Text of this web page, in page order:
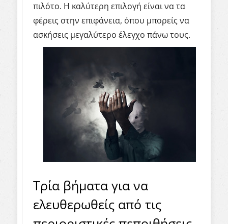
πιλότο. Η καλύτερη επιλογή είναι να τα
φέρεις στην επιφάνεια, όπου μπορείς να
ασκήσεις μεγαλύτερο έλεγχο πάνω τους.
Τρία βήματα για να
ελευθερωθείς από τις